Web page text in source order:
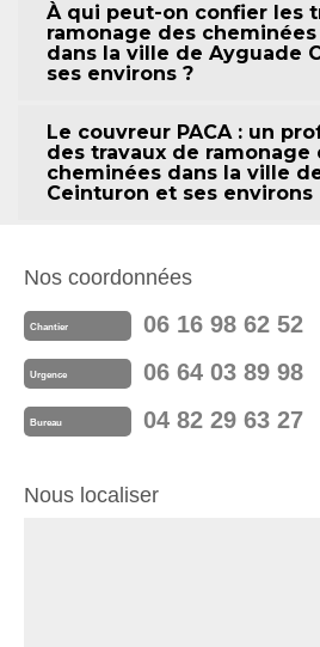
À qui peut-on confier les
ramonage des
dans la ville de Ayguade
ses environs ?
Le couvreur PACA : un
des travaux de ramonage
cheminées dans la ville
Ceinturon et ses environs
Nos coordonnées
Chantier 06 16 98 62 52
Urgence 06 64 03 89 98
Bureau 04 82 29 63 27
Nous localiser